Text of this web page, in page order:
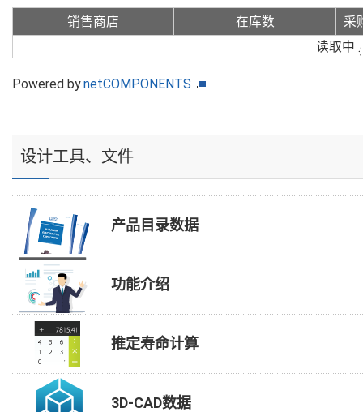
销售商店 在库数
采
读取中
Powered bynetCOMPONENTS
设计工具、文件
产品目录数据
功能介绍
推定寿命计算
3D-CAD数据